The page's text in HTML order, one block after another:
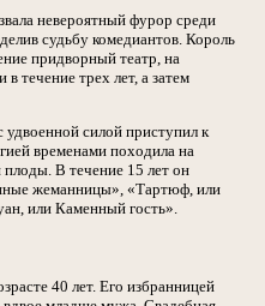
невероятный фурор среди
судьбу комедиантов. Король
придворный театр, на
течение трех лет, а затем
силой приступил к
временами походила на
В течение 15 лет он
жеманницы», «Тартюф, или
или Каменный гость».
40 лет. Его избранницей